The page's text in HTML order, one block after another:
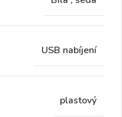
USB nabíjení
plastový